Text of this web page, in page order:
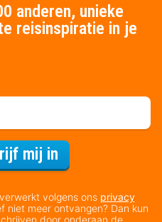
anderen, unieke
reisinspiratie in je
mij in
volgens ons privacy
niet meer ontvangen? Dan kun
door onderaan de